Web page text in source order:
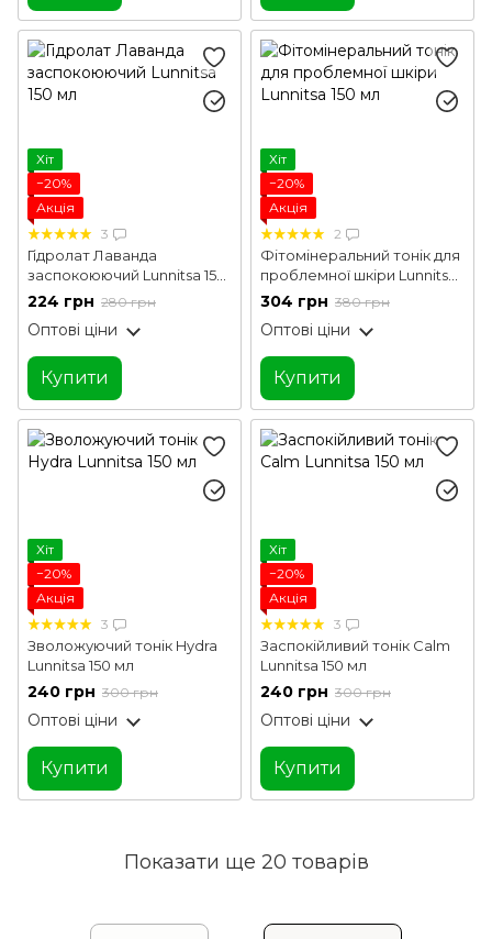
Хіт
−20%
Акція
3
Гідролат Лаванда
заспокоюючий Lunnitsa 150
мл
224 грн 280 грн
Оптові ціни
Купити
Хіт
−20%
Акція
2
Фітомінеральний тонік для
проблемної шкіри Lunnitsa
150 мл
304 грн 380 грн
Оптові ціни
Купити
Хіт
−20%
Акція
3
Зволожуючий тонік Hydra
Lunnitsa 150 мл
240 грн 300 грн
Оптові ціни
Купити
Хіт
−20%
Акція
3
Заспокійливий тонік Calm
Lunnitsa 150 мл
240 грн 300 грн
Оптові ціни
Купити
Показати ще 20 товарів